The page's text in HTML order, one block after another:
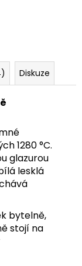
Diskuze
1280 °C.
glazurou
lesklá
bytelně,
stojí na